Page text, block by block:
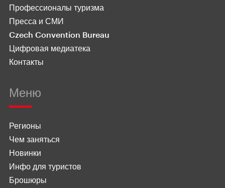
Профессионалы туризма
Пресса и СМИ
Czech Convention Bureau
Цифровая медиатека
Контакты
Меню
Регионы
Чем заняться
Новинки
Инфо для туристов
Брошюры